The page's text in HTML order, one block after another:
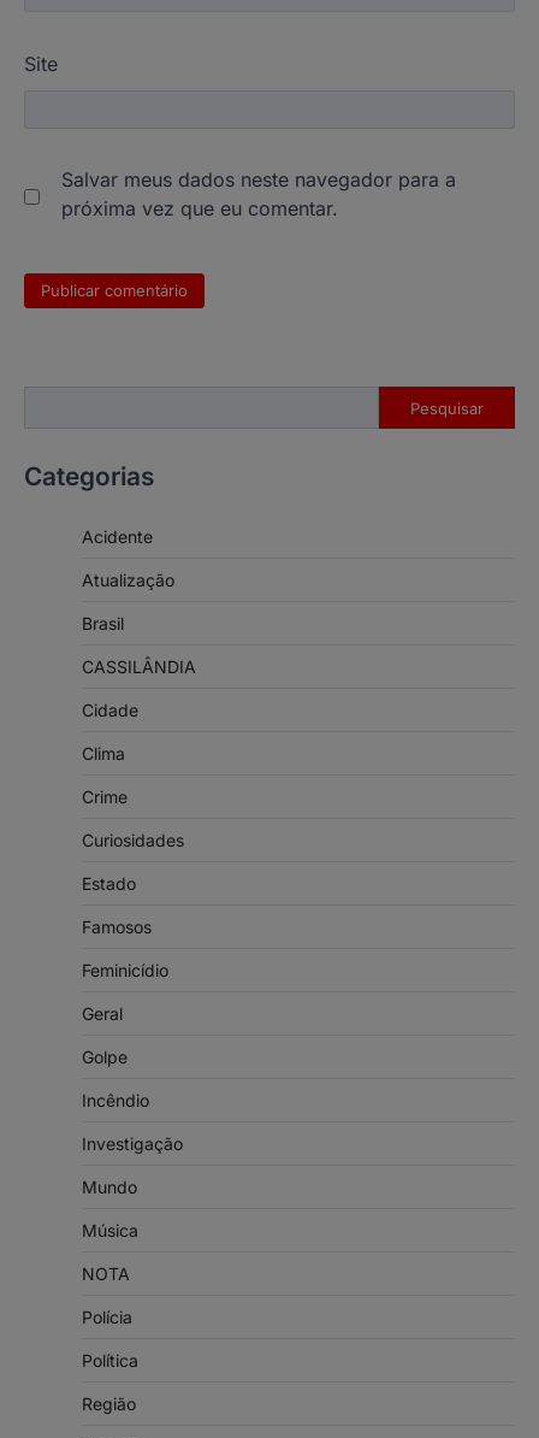
Site
Salvar meus dados neste navegador para a
próxima vez que eu comentar.
Pesquisar
Categorias
Acidente
Atualização
Brasil
CASSILÂNDIA
Cidade
Clima
Crime
Curiosidades
Estado
Famosos
Feminicídio
Geral
Golpe
Incêndio
Investigação
Mundo
Música
NOTA
Polícia
Política
Região